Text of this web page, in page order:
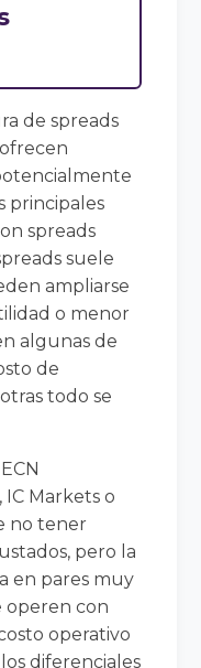
de spreads
principales
spreads
suele
ampliarse
o menor
algunas de
de
todo se
Markets o
no tener
pero la
en pares muy
operen con
operativo
diferenciales